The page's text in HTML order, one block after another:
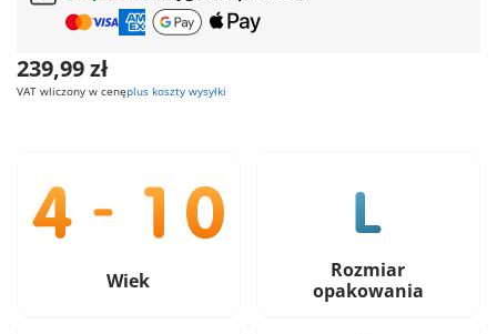
239,99 zł
VAT wliczony w cenęplus koszty wysyłki
Wiek
Rozmiar
opakowania